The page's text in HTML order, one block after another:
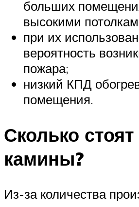
больших
высокими
при их
вероятность
пожара;
низкий КПД
помещения.
Сколько стоят
камины?
Из-за количества